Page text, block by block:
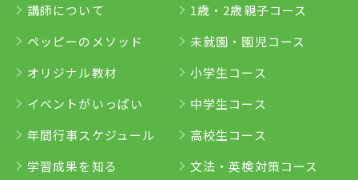
講師について
ペッピーのメソッド
オリジナル教材
イベントがいっぱい
年間行事スケジュール
学習成果を知る
1歳・2歳親子コース
未就園・園児コース
小学生コース
中学生コース
高校生コース
文法・英検対策コース